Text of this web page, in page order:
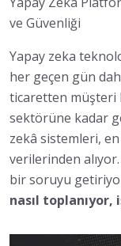
ve Güvenliği
Yapay zeka
her geçen gün
ticaretten müşteri
sektörüne kadar
zekâ sistemleri, en
verilerinden
bir soruyu
nasıl